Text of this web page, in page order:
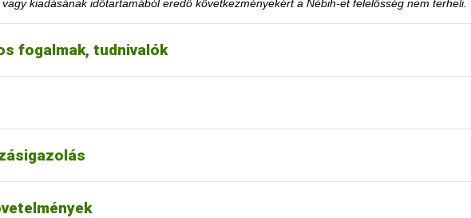
kiadásának időtartamából eredő következményekért a Nébih-et felelősség nem terheli.
fogalmak, tudnivalók
le a honlapon közzétett jogsértések listájáról?
leteltekor. A tevékenység korlátozásra utaló határozati részt hamarabb is el lehet
szükséges feltételt teljesítette.
esetén fordulhatok-e a hatósághoz méltányossági kérelemmel?